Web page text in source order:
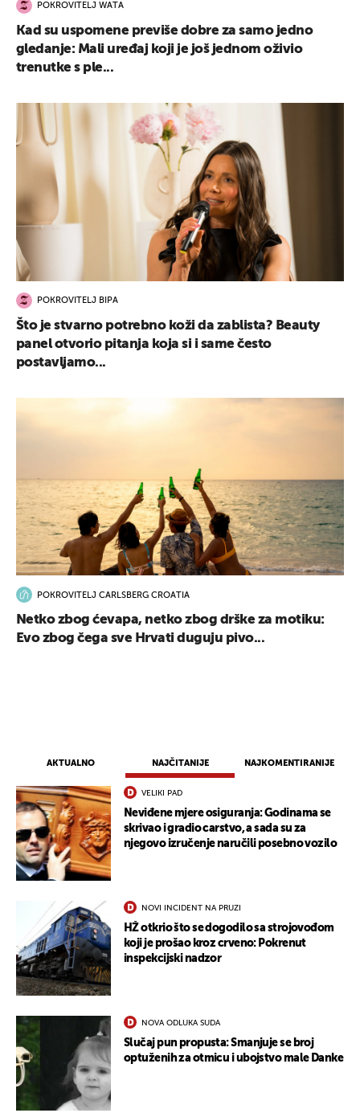
AKTUALNO NAJČITANIJE NAJKOMENTIRANIJE
VELIKI PAD
Neviđene mjere osiguranja: Godinama se
skrivao i gradio carstvo, a sada su za
njegovo izručenje naručili posebno vozilo
NOVI INCIDENT NA PRUZI
HŽ otkrio što se dogodilo sa strojovođom
koji je prošao kroz crveno: Pokrenut
inspekcijski nadzor
NOVA ODLUKA SUDA
Slučaj pun propusta: Smanjuje se broj
optuženih za otmicu i ubojstvo male Danke
POKROVITELJ WATA
Kad su uspomene previše dobre za samo jedno
gledanje: Mali uređaj koji je još jednom oživio
trenutke s ple...
POKROVITELJ BIPA
Što je stvarno potrebno koži da zablista? Beauty
panel otvorio pitanja koja si i same često
postavljamo...
POKROVITELJ CARLSBERG CROATIA
Netko zbog ćevapa, netko zbog drške za motiku:
Evo zbog čega sve Hrvati duguju pivo...